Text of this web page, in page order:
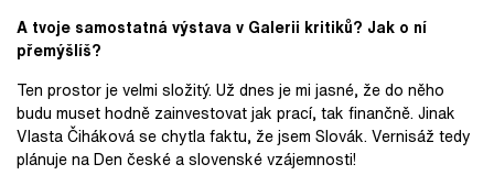
A tvoje samostatná výstava v Galerii kritiků? Jak o ní
přemýšlíš?
Ten prostor je velmi složitý. Už dnes je mi jasné, že do něho
budu muset hodně zainvestovat jak prací, tak finančně. Jinak
Vlasta Čiháková se chytla faktu, že jsem Slovák. Vernisáž tedy
plánuje na Den české a slovenské vzájemnosti!